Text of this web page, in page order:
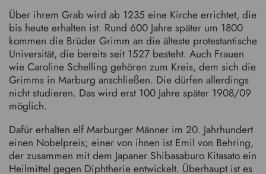
Über ihrem Grab wird ab 1235 eine Kirche errichtet, die
bis heute erhalten ist. Rund 600 Jahre später um 1800
kommen die Brüder Grimm an die älteste protestantische
Universität, die bereits seit 1527 besteht. Auch Frauen
wie Caroline Schelling gehören zum Kreis, dem sich die
Grimms in Marburg anschließen. Die dürfen allerdings
nicht studieren. Das wird erst 100 Jahre später 1908/09
möglich.
Dafür erhalten elf Marburger Männer im 20. Jahrhundert
einen Nobelpreis; einer von ihnen ist Emil von Behring,
der zusammen mit dem Japaner Shibasaburo Kitasato ein
Heilmittel gegen Diphtherie entwickelt. Überhaupt ist es